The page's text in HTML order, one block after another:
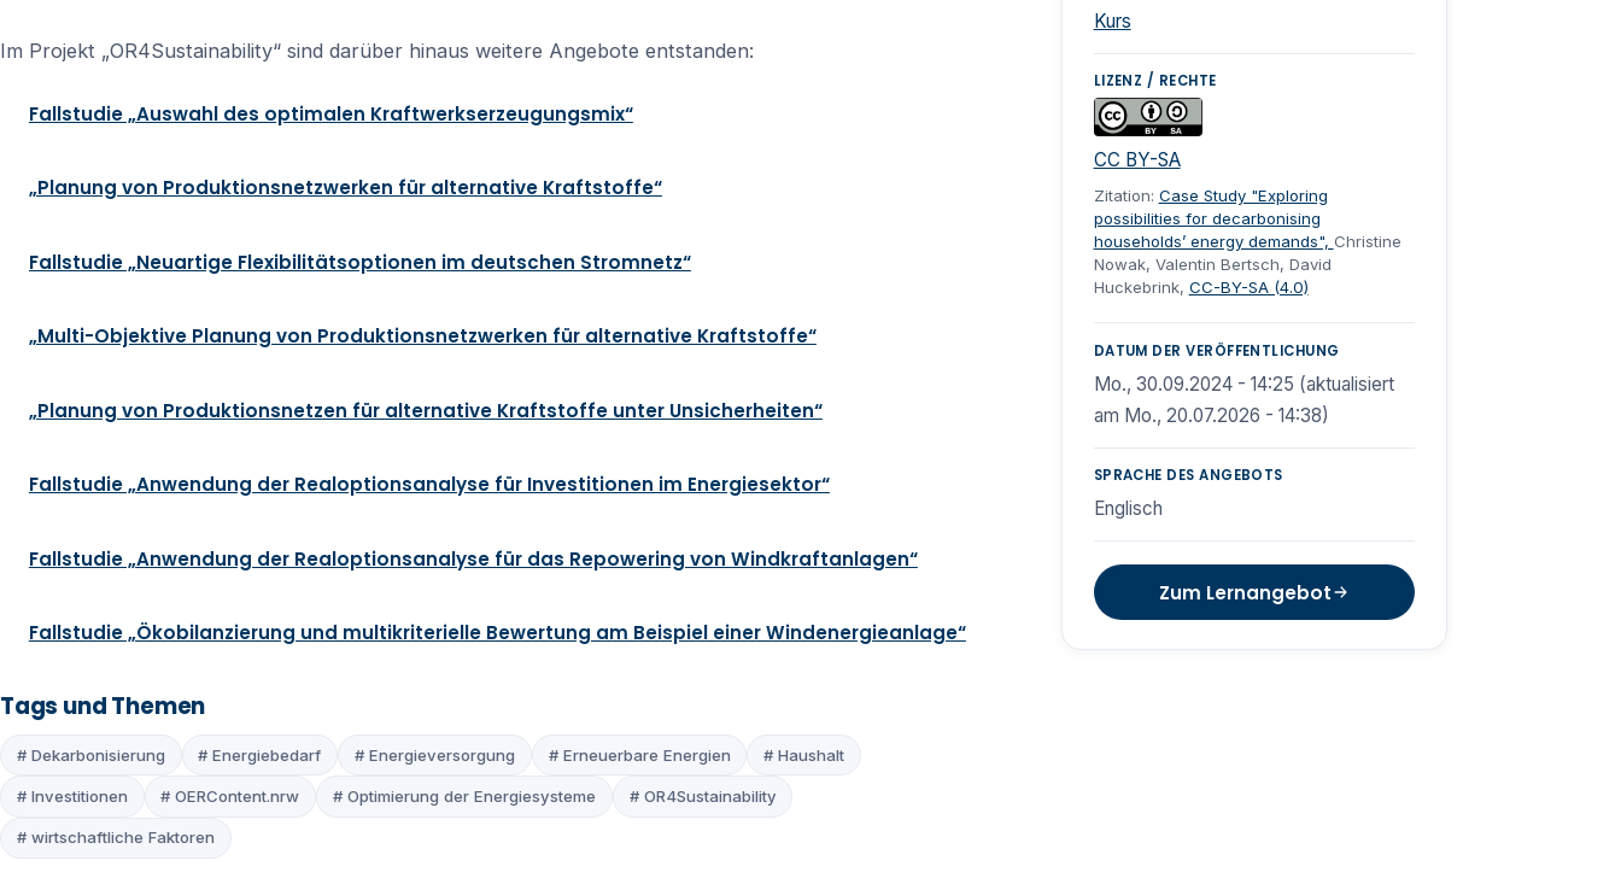
Im Projekt „OR4Sustainability“ sind darüber hinaus weitere Angebote entstanden:
Fallstudie „Auswahl des optimalen Kraftwerkserzeugungsmix“
„Planung von Produktionsnetzwerken für alternative Kraftstoffe“
Fallstudie „Neuartige Flexibilitätsoptionen im deutschen Stromnetz“
„Multi-Objektive Planung von Produktionsnetzwerken für alternative Kraftstoffe“
„Planung von Produktionsnetzen für alternative Kraftstoffe unter Unsicherheiten“
Fallstudie „Anwendung der Realoptionsanalyse für Investitionen im Energiesektor“
Fallstudie „Anwendung der Realoptionsanalyse für das Repowering von Windkraftanlagen“
Fallstudie „Ökobilanzierung und multikriterielle Bewertung am Beispiel einer Windenergieanlage“
Tags und Themen
# Dekarbonisierung # Energiebedarf # Energieversorgung # Erneuerbare Energien # Haushalt
# Investitionen # OERContent.nrw # Optimierung der Energiesysteme # OR4Sustainability
# wirtschaftliche Faktoren
Kurs
LIZENZ / RECHTE
CC BY-SA
Zitation: Case Study "Exploring
possibilities for decarbonising
households’ energy demands", Christine
Nowak, Valentin Bertsch, David
Huckebrink, CC-BY-SA (4.0)
DATUM DER VERÖFFENTLICHUNG
Mo., 30.09.2024 - 14:25 (aktualisiert
am Mo., 20.07.2026 - 14:38)
SPRACHE DES ANGEBOTS
Englisch
Zum Lernangebot